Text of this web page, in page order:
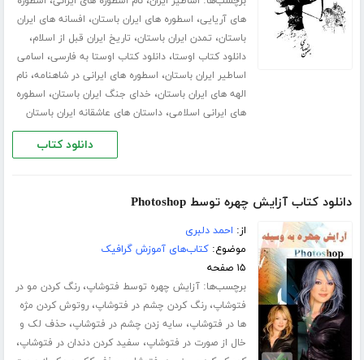
های آریایی، اسطوره های ایران باستان، افسانه های ایران
باستان، تمدن ایران باستان، تاریخ ایران قبل از اسلام،
دانلود کتاب اوستا،دانلود کتاب اوستا به فارسی، اسامی
اساطیر ایران باستان، اسطوره های ایرانی در شاهنامه،نام
الهه های ایران باستان، خدای جنگ ایران باستان، اسطوره
های ایرانی اسلامی،داستان های عاشقانه ایران باستان
دانلود کتاب
دانلود کتاب آزایش چهره توسط Photoshop
از: احمد دلبری
موضوع:کتاب‌های آموزش گرافیک
۱۵ صفحه
برچسب‌ها:آزایش چهره توسط فتوشاپ،رنگ کردن مو در
فتوشاپ،رنگ کردن چشم در فتوشاپ،روتوش کردن مژه
ها در فتوشاپ، سایه زدن چشم در فتوشاپ،حذف لک و
خال از صورت در فتوشاپ، سفید کردن دندان در فتوشاپ،